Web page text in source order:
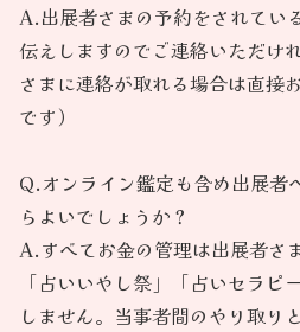
A.出展者さまの予約をされてい
伝えしますのでご連絡いただけ
さまに連絡が取れる場合は直接
です）
Q.オンライン鑑定も含め出展者
らよいでしょうか？
A.すべてお金の管理は出展者さ
「占いいやし祭」「占いセラ
しません。当事者間のやり取り